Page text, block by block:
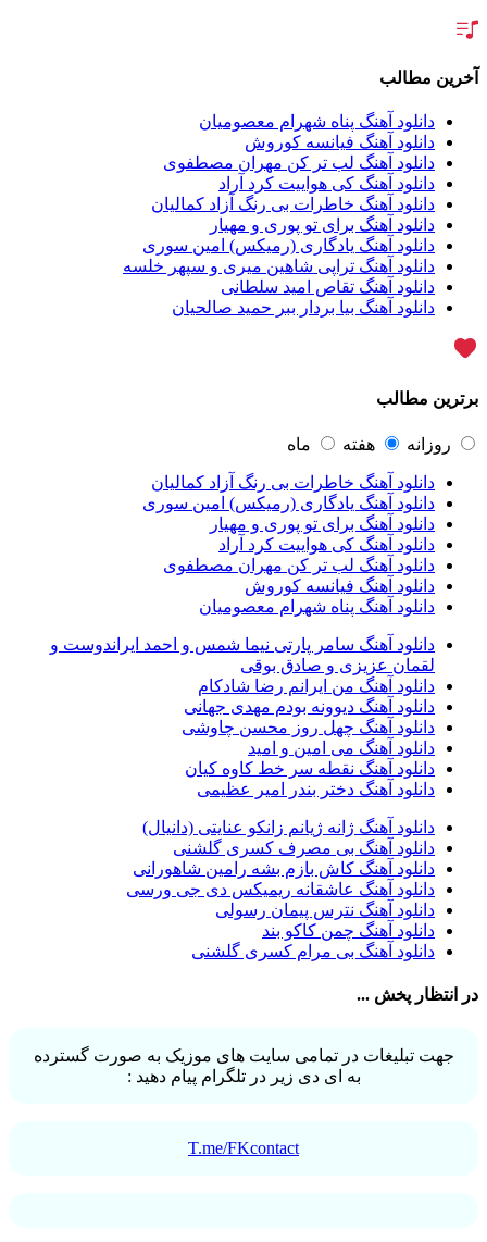
فریدون آسرایی
محسن ابراهیم زاده
سامان جلیلی54
حجت اشرف زاده54
پازل بند54
بهنام علمشاهی54
امید جهان52
علی عبدالمالکی50
احسان خواجه امیری50
محمد علیزاده50
محسن یاحقی46
علیرضا قربانی45
ماکان بند45
عماد طالب زاده
مسعود صادقلو42
مهدی جهانی39
احمد سعیدی39
امین فیاض39
حامد همایون38
بهنام صفوی38
شادمهر عقیلی37
پیوند36
36
رضا شیری36
علی زند وکیلی35
علی عباسی33
علی زارعی33
علی ارشدی33
سینا شعبانخانی32
سیامک عباسی32
حمید هیراد32
شهرام شکوهی
امین رستمی31
احمد صفایی31
یاسر محمودی31
امو بند31
حجت درولی31
سینا سرلک31
رضایا31
یاس29
آخرین مطالب
دانلود آهنگ پناه شهرام معصومیان
دانلود آهنگ فیانسه کوروش
دانلود آهنگ لب تر کن مهران مصطفوی
دانلود آهنگ کی هواییت کرد آراد
دانلود آهنگ خاطرات بی رنگ آزاد کمالیان
دانلود آهنگ برای تو پوری و مهیار
دانلود آهنگ یادگاری (رمیکس) امین سوری
دانلود آهنگ تراپی شاهین میری و سپهر خلسه
دانلود آهنگ تقاص امید سلطانی
دانلود آهنگ بیا بردار ببر حمید صالحیان
برترین مطالب
روزانه هفته ماه
دانلود آهنگ خاطرات بی رنگ آزاد کمالیان
دانلود آهنگ یادگاری (رمیکس) امین سوری
دانلود آهنگ برای تو پوری و مهیار
دانلود آهنگ کی هواییت کرد آراد
دانلود آهنگ لب تر کن مهران مصطفوی
دانلود آهنگ فیانسه کوروش
دانلود آهنگ پناه شهرام معصومیان
دانلود آهنگ سامر پارتی نیما شمس و احمد ایراندوست و
لقمان عزیزی و صادق بوقی
دانلود آهنگ من ایرانم رضا شادکام
دانلود آهنگ دیوونه بودم مهدی جهانی
دانلود آهنگ چهل روز محسن چاوشی
دانلود آهنگ می امین و امید
دانلود آهنگ نقطه سر خط کاوه کیان
دانلود آهنگ دختر بندر امیر عظیمی
دانلود آهنگ ژانه ژیانم زانکو عنایتی (دانیال)
دانلود آهنگ بی مصرف کسری گلشنی
دانلود آهنگ کاش بازم بشه رامین شاهورانی
دانلود آهنگ عاشقانه ریمیکس دی جی ورسی
دانلود آهنگ نترس پیمان رسولی
دانلود آهنگ چمن کاکو بند
دانلود آهنگ بی مرام کسری گلشنی
در انتظار پخش ...
جهت تبلیغات در تمامی سایت های موزیک به صورت گسترده
به ای دی زیر در تلگرام پیام دهید :
T.me/FKcontact